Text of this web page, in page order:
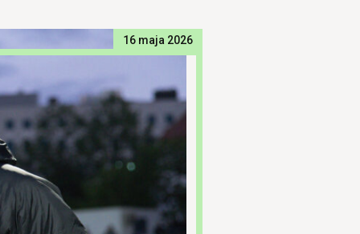
16 maja 2026